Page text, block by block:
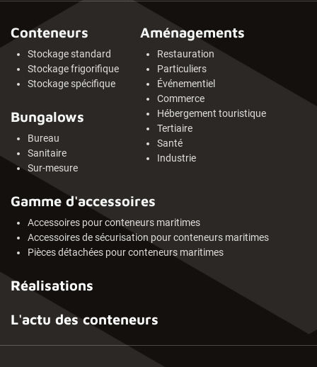
Conteneurs
Stockage standard
Stockage frigorifique
Stockage spécifique
Bungalows
Bureau
Sanitaire
Sur-mesure
Aménagements
Restauration
Particuliers
Événementiel
Commerce
Hébergement touristique
Tertiaire
Santé
Industrie
Gamme d'accessoires
Accessoires pour conteneurs maritimes
Accessoires de sécurisation pour conteneurs maritimes
Pièces détachées pour conteneurs maritimes
Réalisations
L'actu des conteneurs